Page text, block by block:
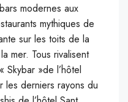
modernes aux
mythiques de
sur les toits de la
mer. Tous rivalisent
Skybar »de l’hôtel
les derniers rayons du